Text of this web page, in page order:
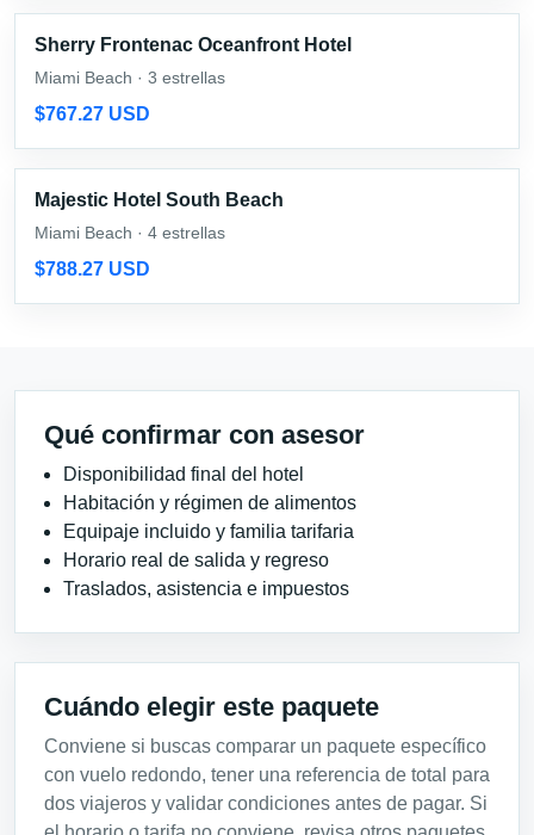
Sherry Frontenac Oceanfront Hotel
Miami Beach · 3 estrellas
$767.27 USD
Majestic Hotel South Beach
Miami Beach · 4 estrellas
$788.27 USD
Qué confirmar con asesor
Disponibilidad final del hotel
Habitación y régimen de alimentos
Equipaje incluido y familia tarifaria
Horario real de salida y regreso
Traslados, asistencia e impuestos
Cuándo elegir este paquete
Conviene si buscas comparar un paquete específico
con vuelo redondo, tener una referencia de total para
dos viajeros y validar condiciones antes de pagar. Si